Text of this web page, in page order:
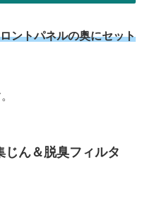
ントパネルの奥にセット
ん＆脱臭フィルタ